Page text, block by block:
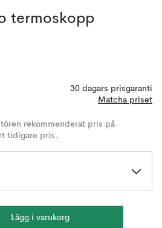
termoskopp
30 dagars prisgaranti
Matcha priset
rekommenderat pris på
tidigare pris.
Lägg i varukorg